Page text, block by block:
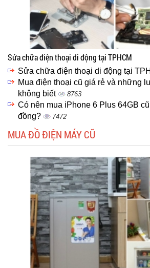
Sửa chữa điện thoại di động tại TPHCM
Sửa chữa điện thoại di động tại
Mua điện thoại cũ giá rẻ và những
không biết
8763
Có nên mua iPhone 6 Plus 64GB
đồng?
7472
MUA ĐỒ ĐIỆN MÁY CŨ